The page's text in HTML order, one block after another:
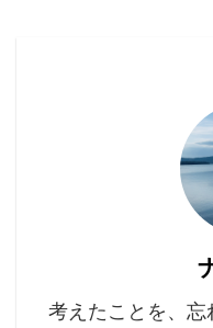
考えたことを、忘